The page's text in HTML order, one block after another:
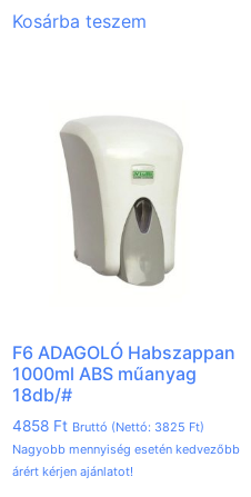
Kosárba teszem
F6 ADAGOLÓ Habszappan
1000ml ABS műanyag
18db/#
4858 Ft Bruttó (Nettó: 3825 Ft)
Nagyobb mennyiség esetén kedvezőbb
árért kérjen ajánlatot!